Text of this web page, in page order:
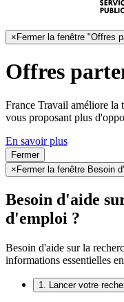
×Fermer la fenêtre "Offres
Offres
France Travail améliore la
vous proposant plus
En savoir plus
Fermer
× Fermer la fenêtre Besoin
Besoin d'aide
d'emploi ?
Besoin d'aide sur la
informations essentielles
1. Lancer votre